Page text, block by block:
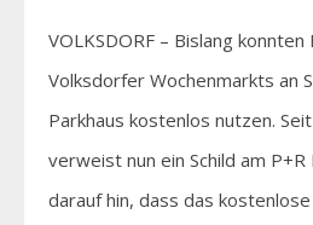
VOLKSDORF – Bislang
Volksdorfer Wochenmarkts an
Parkhaus kostenlos nutzen.
verweist nun ein Schild am
darauf hin, dass das